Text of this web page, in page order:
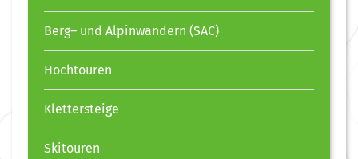
Berg– und Alpinwandern (SAC)
Hochtouren
Klettersteige
Skitouren